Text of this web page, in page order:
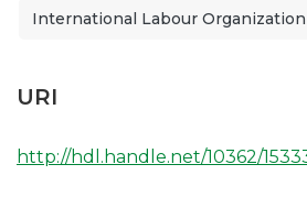
International Labour Organization
URI
http://hdl.handle.net/10362/